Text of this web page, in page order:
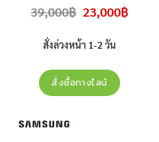
39,000฿ Original
price
39,000฿.
23,000฿price
สั่งล่วงหน้า 1-2 วัน
สั่งซื้อทางไลน์